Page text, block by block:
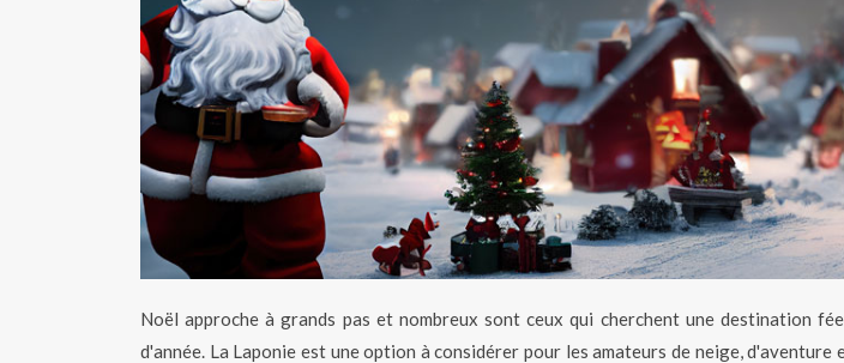
Noël approche à grands pas et nombreux sont ceux qui cherchent une destination
d'année. La Laponie est une option à considérer pour les amateurs de neige,